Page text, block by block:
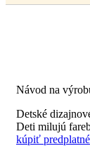
Návod na
Detské
Deti milujú
kúpiť predplatné